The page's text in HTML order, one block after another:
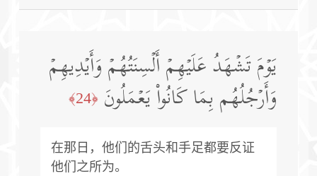
یَوۡمَ تَشۡهَدُ عَلَیۡهِمۡ أَلۡسِنَتُهُمۡ وَأَیۡدِیهِمۡ
وَأَرۡجُلُهُم بِمَا كَانُوا۟ یَعۡمَلُونَ ﴿24﴾
在那日，他们的舌头和手足都要反证
他们之所为。